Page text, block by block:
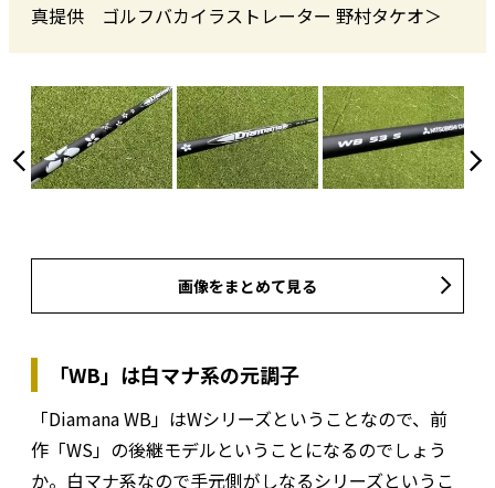
真提供 ゴルフバカイラストレーター 野村タケオ＞
画像をまとめて見る
「WB」は白マナ系の元調子
「Diamana WB」はWシリーズということなので、前
作「WS」の後継モデルということになるのでしょう
か。白マナ系なので手元側がしなるシリーズというこ